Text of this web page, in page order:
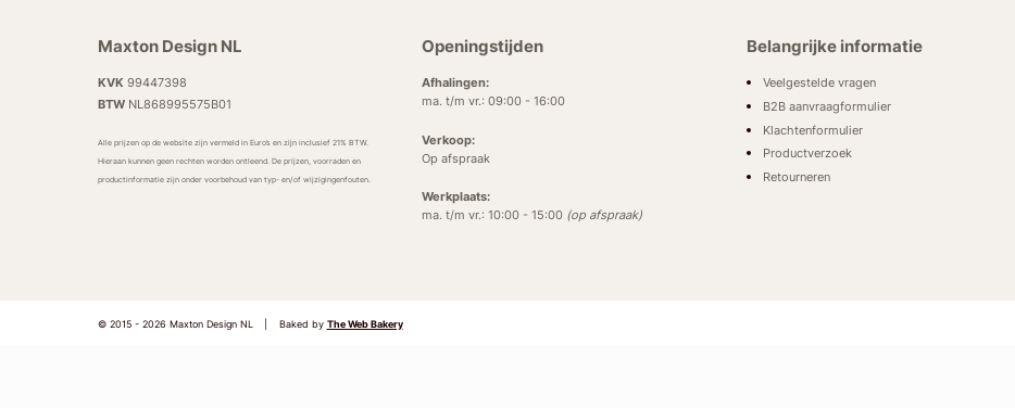
Maxton Design NL
KVK 99447398
BTWNL868995575B01
Alle prijzen op de website zijn vermeld in Euro’s en zijn inclusief 21% BTW.
Hieraan kunnen geen rechten worden ontleend. De prijzen, voorraden en
productinformatie zijn onder voorbehoud van typ- en/of wijzigingenfouten.
Openingstijden
Afhalingen:
ma. t/m vr.: 09:00 - 16:00
Verkoop:
Op afspraak
Werkplaats:
ma. t/m vr.: 10:00 - 15:00 (op afspraak)
Belangrijke informatie
Veelgestelde vragen
B2B aanvraagformulier
Klachtenformulier
Productverzoek
Retourneren
© 2015 - 2026 Maxton Design NL Baked by The Web Bakery